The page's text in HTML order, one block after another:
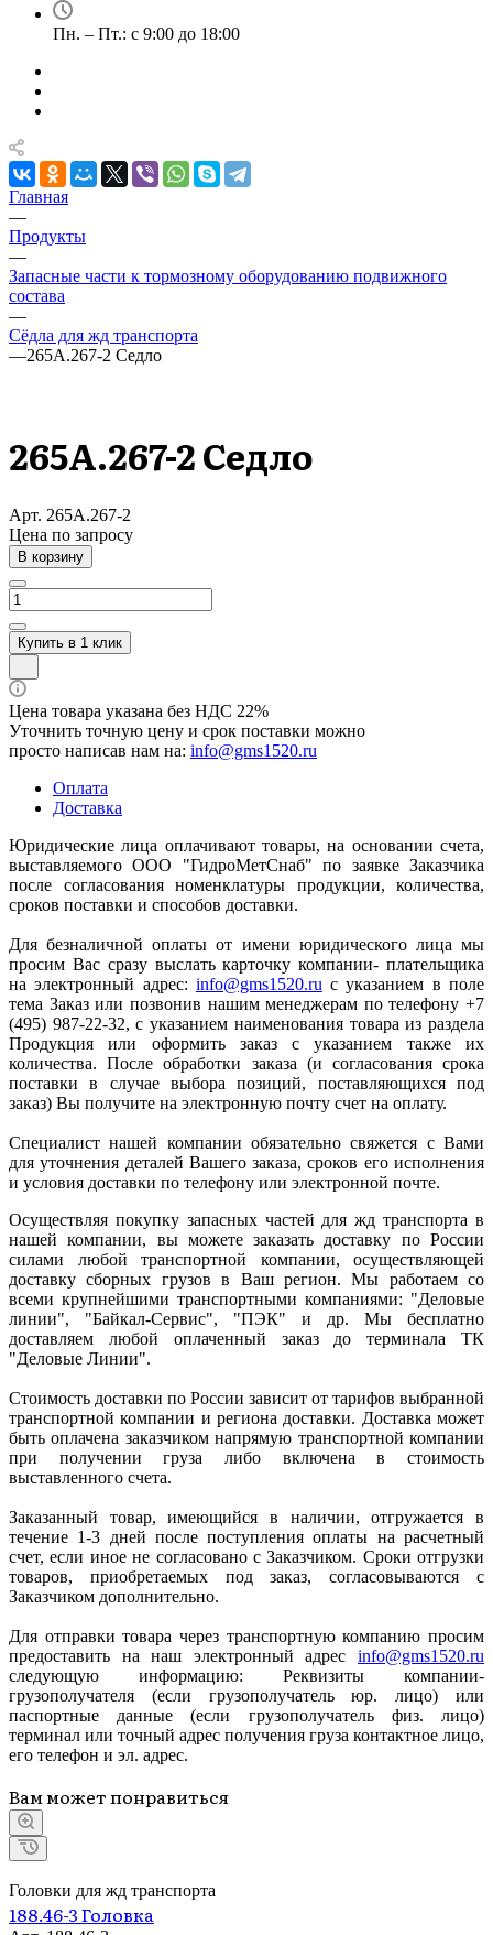
Пн. – Пт.: с 9:00 до 18:00
Главная
—
Продукты
—
Запасные части к тормозному оборудованию подвижного
состава
—
Сёдла для жд транспорта
—265А.267-2 Седло
265А.267-2 Седло
Арт. 265А.267-2
Цена по запросу
В корзину
Купить в 1 клик
Цена товара указана без НДС 22%
Уточнить точную цену и срок поставки можно
просто написав нам на: info@gms1520.ru
Оплата
Доставка
Юридические лица оплачивают товары, на основании счета,
выставляемого ООО "ГидроМетСнаб" по заявке Заказчика
после согласования номенклатуры продукции, количества,
сроков поставки и способов доставки.
Для безналичной оплаты от имени юридического лица мы
просим Вас сразу выслать карточку компании- плательщика
на электронный адрес: info@gms1520.ru с указанием в поле
тема Заказ или позвонив нашим менеджерам по телефону +7
(495) 987-22-32, с указанием наименования товара из раздела
Продукция или оформить заказ с указанием также их
количества. После обработки заказа (и согласования срока
поставки в случае выбора позиций, поставляющихся под
заказ) Вы получите на электронную почту счет на оплату.
Специалист нашей компании обязательно свяжется с Вами
для уточнения деталей Вашего заказа, сроков его исполнения
и условия доставки по телефону или электронной почте.
Осуществляя покупку запасных частей для жд транспорта в
нашей компании, вы можете заказать доставку по России
силами любой транспортной компании, осуществляющей
доставку сборных грузов в Ваш регион. Мы работаем со
всеми крупнейшими транспортными компаниями: "Деловые
линии", "Байкал-Сервис", "ПЭК" и др. Мы бесплатно
доставляем любой оплаченный заказ до терминала ТК
"Деловые Линии".
Стоимость доставки по России зависит от тарифов выбранной
транспортной компании и региона доставки. Доставка может
быть оплачена заказчиком напрямую транспортной компании
при получении груза либо включена в стоимость
выставленного счета.
Заказанный товар, имеющийся в наличии, отгружается в
течение 1-3 дней после поступления оплаты на расчетный
счет, если иное не согласовано с Заказчиком. Сроки отгрузки
товаров, приобретаемых под заказ, согласовываются с
Заказчиком дополнительно.
Для отправки товара через транспортную компанию просим
предоставить на наш электронный адрес info@gms1520.ru
следующую информацию: Реквизиты компании-
грузополучателя (если грузополучатель юр. лицо) или
паспортные данные (если грузополучатель физ. лицо)
терминал или точный адрес получения груза контактное лицо,
его телефон и эл. адрес.
Вам может понравиться
Головки для жд транспорта
188.46-3 Головка